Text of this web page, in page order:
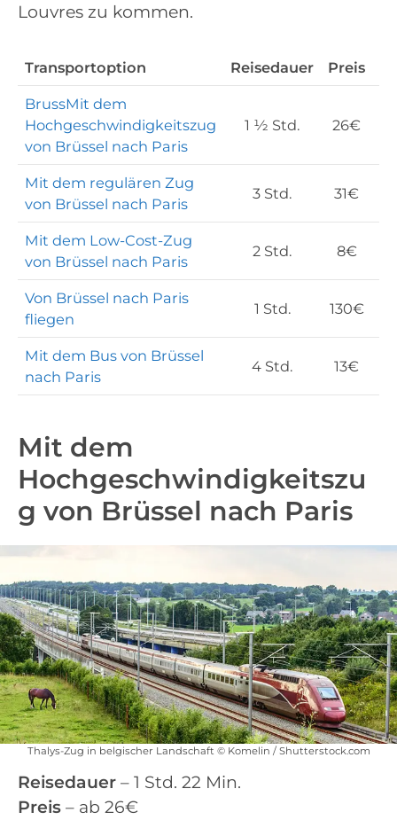
Louvres zu kommen.
Transportoption Reisedauer Preis
BrussMit dem
Hochgeschwindigkeitszug
von Brüssel nach Paris
1 ½ Std. 26€
Mit dem regulären Zug
von Brüssel nach Paris
3 Std. 31€
Mit dem Low-Cost-Zug
von Brüssel nach Paris
2 Std. 8€
Von Brüssel nach Paris
fliegen
1 Std. 130€
Mit dem Bus von Brüssel
nach Paris
4 Std. 13€
Mit dem
Hochgeschwindigkeitszu
g von Brüssel nach Paris
Thalys-Zug in belgischer Landschaft © Komelin / Shutterstock.com
Reisedauer – 1 Std. 22 Min.
Preis – ab 26€